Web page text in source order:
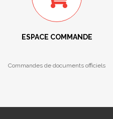
ESPACE COMMANDE
Commandes de documents officiels